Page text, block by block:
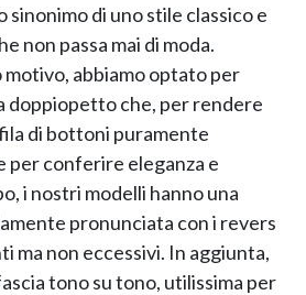
sinonimo di uno stile classico e
non passa mai di moda.
abbiamo optato per
doppiopetto che, per rendere
di bottoni puramente
per conferire eleganza e
i nostri modelli hanno una
pronunciata con i revers
ma non eccessivi. In aggiunta,
tono su tono, utilissima per